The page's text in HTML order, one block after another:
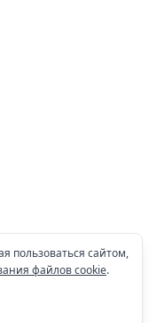
пользоваться сайтом,
файлов cookie.